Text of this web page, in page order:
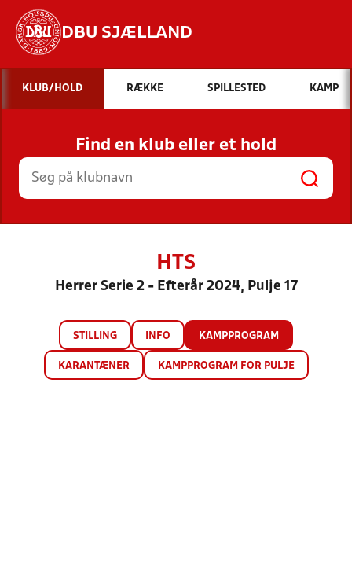
DBU SJÆLLAND
Hvad vil du søge efter?
INDHOLD OG NYHEDER
STILLINGER, RESULTATER, KLUBBER OG
HOLD
KLUB/HOLD RÆKKE SPILLESTED KAMP
Find en klub eller et hold
HTS
Herrer Serie 2 - Efterår 2024, Pulje 17
STILLING INFO KAMPPROGRAM
KARANTÆNER KAMPPROGRAM FOR PULJE